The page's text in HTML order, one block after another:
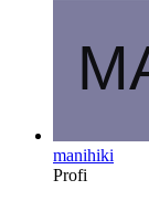
manihiki
Profi